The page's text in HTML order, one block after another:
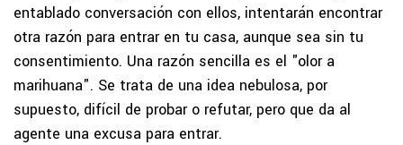
entablado conversación con ellos, intentarán encontrar
otra razón para entrar en tu casa, aunque sea sin tu
consentimiento. Una razón sencilla es el "olor a
marihuana". Se trata de una idea nebulosa, por
supuesto, difícil de probar o refutar, pero que da al
agente una excusa para entrar.